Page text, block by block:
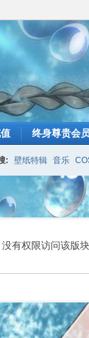
终身尊贵会
: 壁纸特辑 音乐
有权限访问该版块